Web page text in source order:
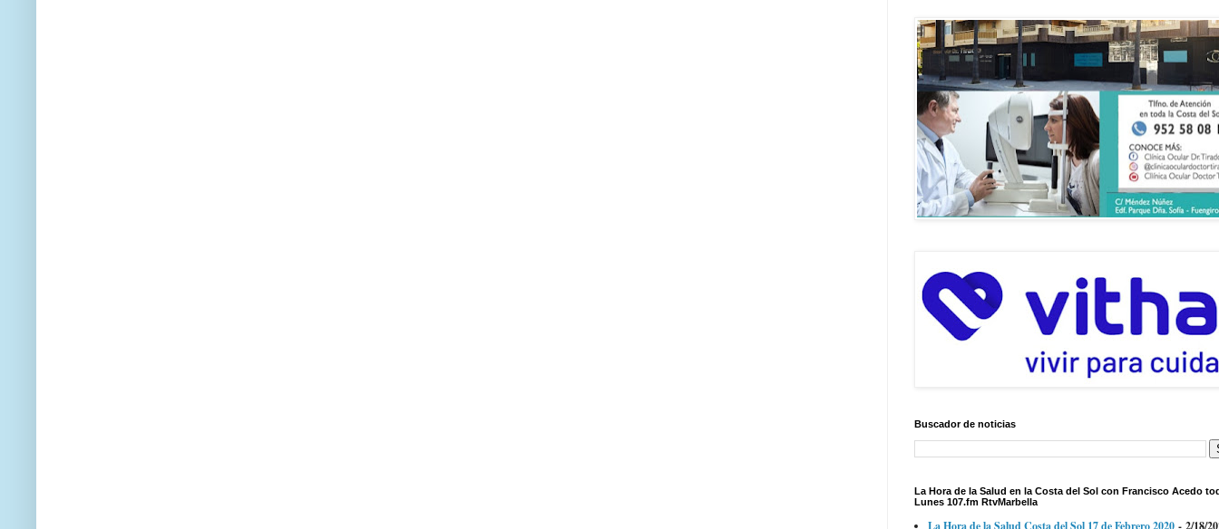
Buscador de noticias
La Hora de la Salud en la Costa del Sol con Francisco Acedo
Lunes 107.fm RtvMarbella